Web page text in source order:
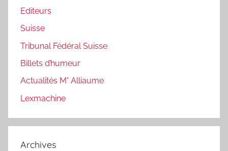
Editeurs
Suisse
Tribunal Fédéral Suisse
Billets d’humeur
Actualités M° Alliaume
Lexmachine
Archives